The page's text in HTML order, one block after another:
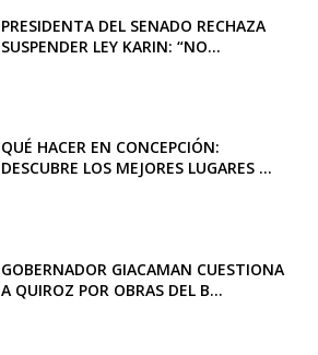
PRESIDENTA DEL SENADO RECHAZA
SUSPENDER LEY KARIN: “NO...
QUÉ HACER EN CONCEPCIÓN:
DESCUBRE LOS MEJORES LUGARES ...
GOBERNADOR GIACAMAN CUESTIONA
A QUIROZ POR OBRAS DEL B...